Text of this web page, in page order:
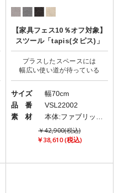
【家具フェス10％オフ対象】
スツール「tapis(タピス)」
プラスしたスペースには
サイズ
幅70cm
品 番
VSL22002
素 材
本体:ファブリック(布)/脚:スチール
￥42,900(税込)
￥38,610 (税込)